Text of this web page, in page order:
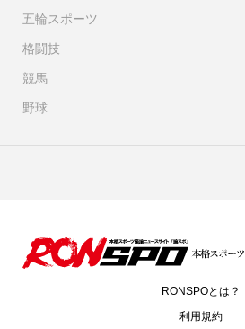
五輪スポーツ
格闘技
競馬
野球
RONSPOとは？
利用規約